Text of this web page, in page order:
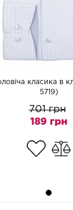
класика в
5719)
701 грн
189 грн